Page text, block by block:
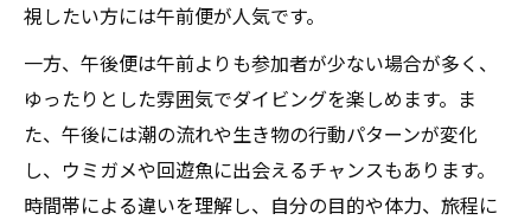
視したい方には午前便が人気です。
一方、午後便は午前よりも参加者が少ない場合が多く、
ゆったりとした雰囲気でダイビングを楽しめます。ま
た、午後には潮の流れや生き物の行動パターンが変化
し、ウミガメや回遊魚に出会えるチャンスもあります。
時間帯による違いを理解し、自分の目的や体力、旅程に